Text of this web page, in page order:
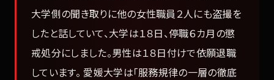
大学側の聞き取りに他の女性職員２人にも盗撮を
したと話していて、大学は１８日、停職６カ月の懲
戒処分にしました。男性は１８日付けで依願退職
しています。 愛媛大学は「服務規律の一層の徹底